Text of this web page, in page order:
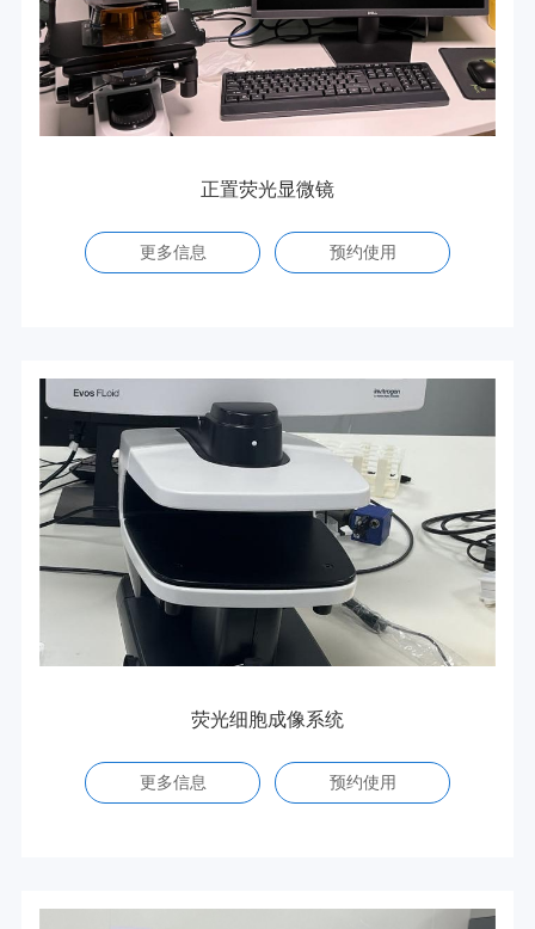
正置荧光显微镜
更多信息 预约使用
荧光细胞成像系统
更多信息 预约使用